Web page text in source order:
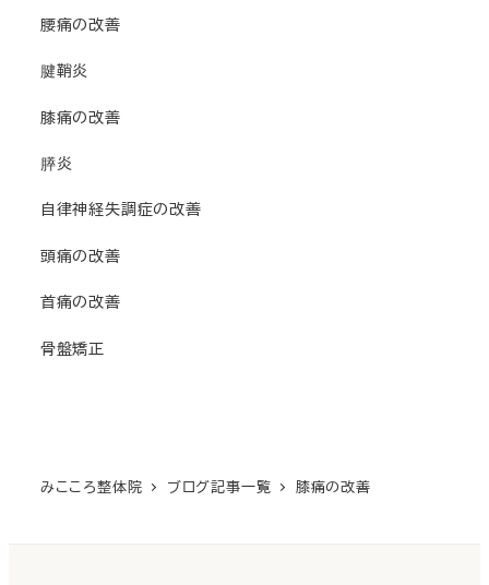
腰痛の改善
腱鞘炎
膝痛の改善
膵炎
自律神経失調症の改善
頭痛の改善
首痛の改善
骨盤矯正
みこころ整体院 ブログ記事一覧 膝痛の改善